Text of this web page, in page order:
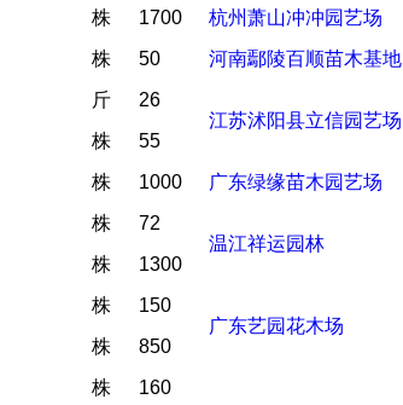
株 1700
杭州萧山冲冲园艺场
株 50
河南鄢陵百顺苗木基地
斤
26
江苏沭阳县立信园艺场
株
55
株 1000
广东绿缘苗木园艺场
株
72
温江祥运园林
株
1300
株
150
广东艺园花木场
株
850
株 160